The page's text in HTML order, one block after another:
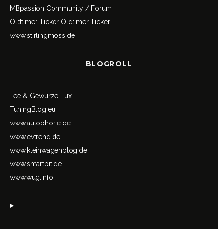
MBpassion Community / Forum
Oldtimer Ticker Oldtimer Ticker
www.stirlingmoss.de
BLOGROLL
Tee & Gewürze Lux
TuningBlog.eu
www.autophorie.de
www.evtrend.de
www.kleinwagenblog.de
www.smartpit.de
www.wug.info